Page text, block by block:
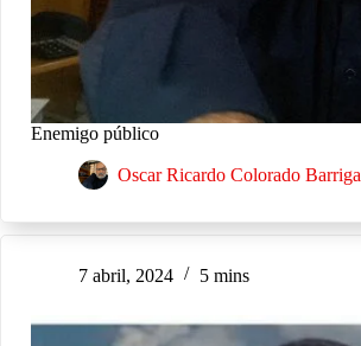
Enemigo público
Oscar Ricardo Colorado Barriga
7 abril, 2024 5 mins